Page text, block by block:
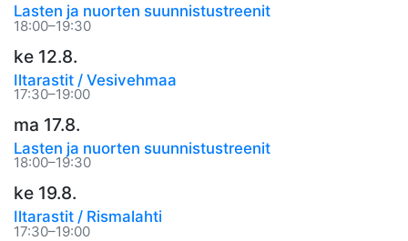
Lasten ja nuorten suunnistustreenit
18:00–19:30
ke 12.8.
Iltarastit / Vesivehmaa
17:30–19:00
ma 17.8.
Lasten ja nuorten suunnistustreenit
18:00–19:30
ke 19.8.
Iltarastit / Rismalahti
17:30–19:00